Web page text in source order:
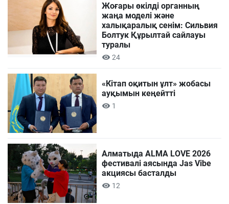
Жоғары өкілді органның
жаңа моделі және
халықаралық сенім: Сильвия
Болтук Құрылтай сайлауы
туралы
24
«Кітап оқитын ұлт» жобасы
ауқымын кеңейтті
1
Алматыда ALMA LOVE 2026
фестивалі аясында Jas Vibe
акциясы басталды
12